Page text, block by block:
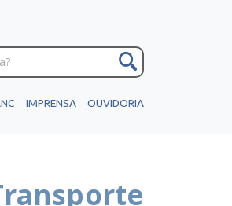
IMPRENSA OUVIDORIA